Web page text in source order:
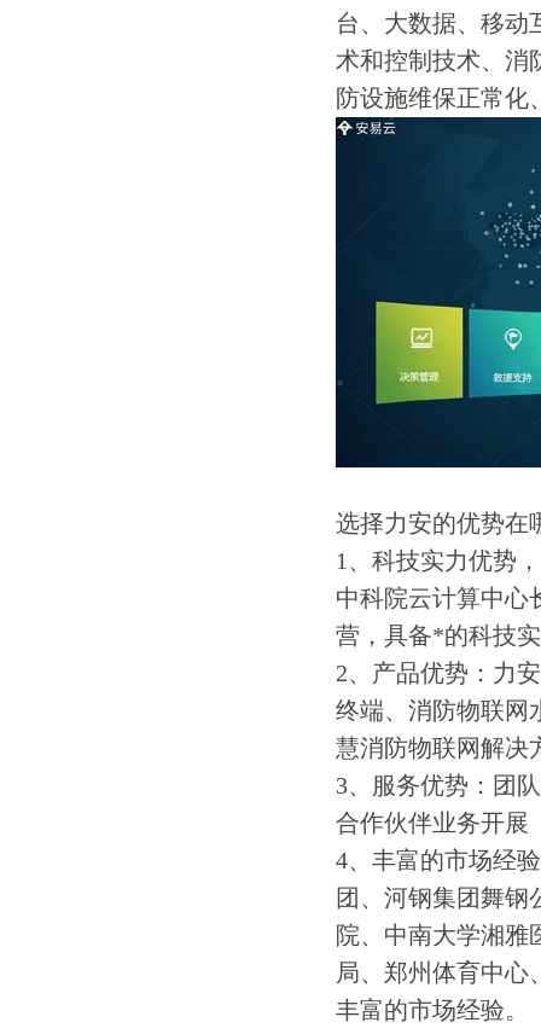
台、大数据、移动
术和控制技术、消
防设施维保正常化
选择力安的优势在
1、科技实力优势
中科院云计算中心
营，具备*的科技
2、产品优势：力
终端、消防物联网
慧消防物联网解决
3、服务优势：团
合作伙伴业务开展
4、丰富的市场经
团、河钢集团舞钢
院、中南大学湘雅
局、郑州体育中心
丰富的市场经验。